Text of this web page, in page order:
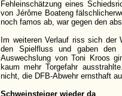
Fehleinschätzung eines
von Jérôme Boateng
noch famos ab, war gegen den
Im weiteren Verlauf riss sich der
den Spielfluss und gaben
Auswechslung von Toni Kroos
kaum mehr Torgefahr
nicht, die DFB-Abwehr ernsthaft
Schweinsteiger wieder da